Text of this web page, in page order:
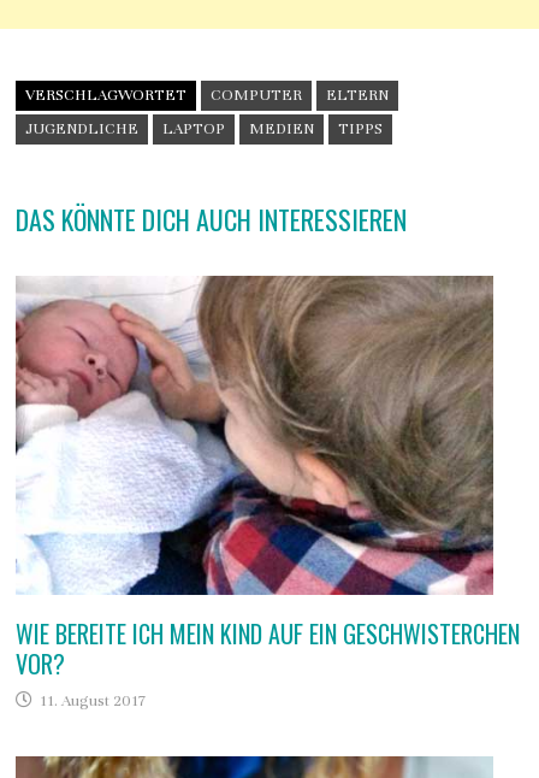
VERSCHLAGWORTET COMPUTER
ELTERN
JUGENDLICHE
LAPTOP MEDIEN TIPPS
DAS KÖNNTE DICH AUCH INTERESSIEREN
WIE BEREITE ICH MEIN KIND AUF EIN GESCHWISTERCHEN
VOR?
11. August 2017